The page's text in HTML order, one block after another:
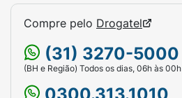
Compre pelo Drogatel
(31) 3270-5000
(BH e Região) Todos os dias, 06h às 00h